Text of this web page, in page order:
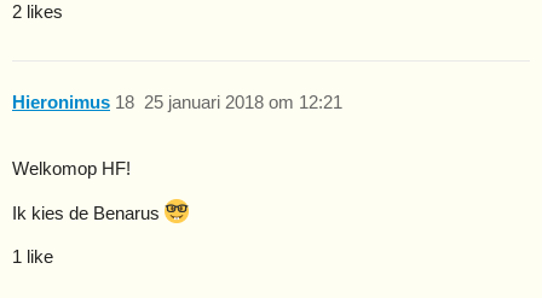
2 likes
Hieronimus 25 januari 2018 om 12:21
18
Welkomop HF!
Ik kies de Benarus
1 like